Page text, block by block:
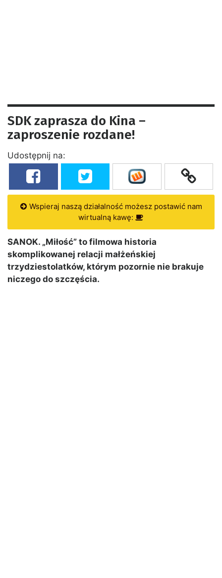
SDK zaprasza do Kina –
zaproszenie rozdane!
Udostępnij na:
Wspieraj naszą działalność możesz postawić nam
wirtualną kawę:
SANOK. „Miłość” to filmowa historia
skomplikowanej relacji małżeńskiej
trzydziestolatków, którym pozornie nie brakuje
niczego do szczęścia.